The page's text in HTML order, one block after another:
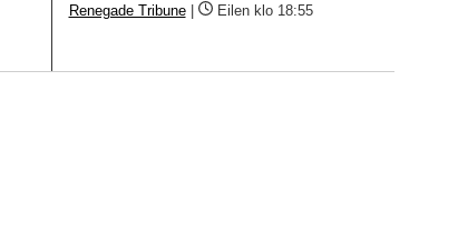
Renegade Tribune| Eilen klo 18:55